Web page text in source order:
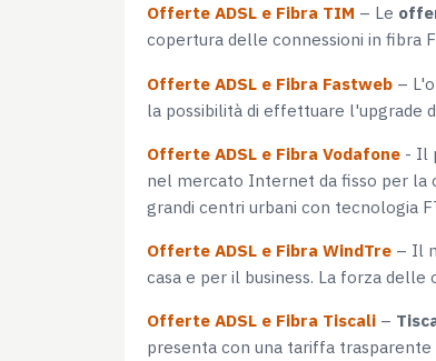
Offerte ADSL e Fibra TIM – Le
copertura delle connessioni in fibra
Offerte ADSL e Fibra Fastweb –
la possibilità di effettuare l'upgrade
Offerte ADSL e Fibra Vodafone - Il
nel mercato Internet da fisso per la
grandi centri urbani con tecnologia
Offerte ADSL e Fibra WindTre – Il
casa e per il business. La forza
Offerte ADSL e Fibra Tiscali –
presenta con una tariffa